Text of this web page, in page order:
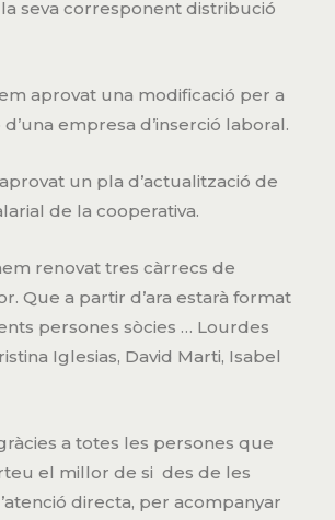
la seva corresponent distribució
aprovat una modificació per a
empresa d’inserció laboral.
un pla d’actualització de
de la cooperativa.
renovat tres càrrecs de
Que a partir d’ara estarà format
persones sòcies … Lourdes
Iglesias, David Marti, Isabel
a totes les persones que
el millor de si des de les
directa, per acompanyar